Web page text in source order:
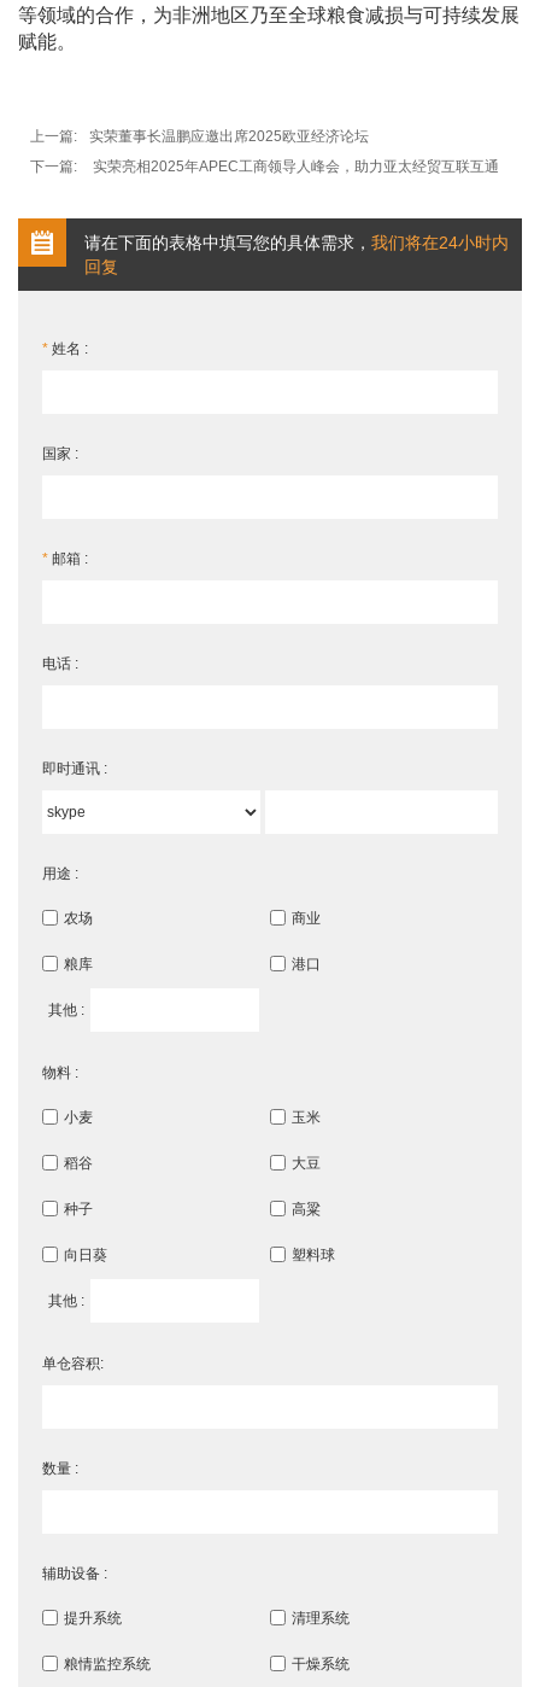
等领域的合作，为非洲地区乃至全球粮食减损与可持续发展
赋能。
上一篇:
实荣董事长温鹏应邀出席2025欧亚经济论坛
下一篇:
实荣亮相2025年APEC工商领导人峰会，助力亚太经贸互联互通
请在下面的表格中填写您的具体需求， 我们将在24小时内
回复
* 姓名 :
国家 :
* 邮箱 :
电话 :
即时通讯 :
用途 :
农场 商业
粮库 港口
其他 :
物料 :
小麦 玉米
稻谷 大豆
种子 高粱
向日葵 塑料球
其他 :
单仓容积:
数量 :
辅助设备 :
提升系统 清理系统
粮情监控系统 干燥系统